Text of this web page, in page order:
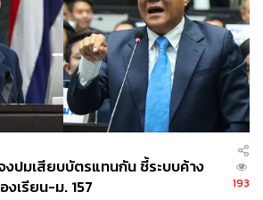
งปมเสียบบัตรแทนกัน ชี้ระบบค้าง
งเรียน-ม. 157
193